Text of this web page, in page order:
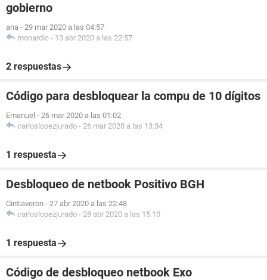
gobierno
ana - 29 mar 2020 a las 04:57
monardic - 13 abr 2020 a las 22:57
2 respuestas
Código para desbloquear la compu de 10 dígitos
Emanuel - 26 mar 2020 a las 01:02
carloslopezjurado - 26 mar 2020 a las 13:34
1 respuesta
Desbloqueo de netbook Positivo BGH
Cintiaveron - 27 abr 2020 a las 22:48
carloslopezjurado - 28 abr 2020 a las 15:10
1 respuesta
Código de desbloqueo netbook Exo